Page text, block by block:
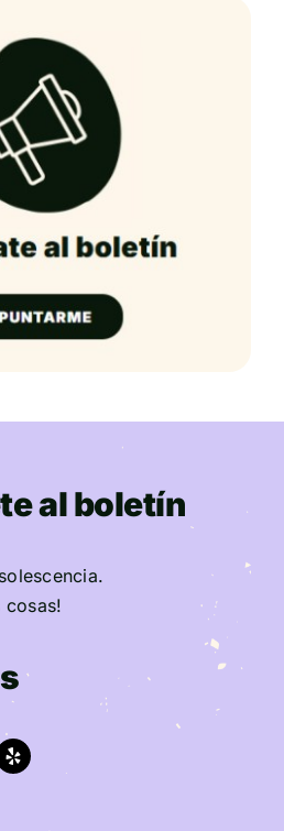
al boletín
cosas!